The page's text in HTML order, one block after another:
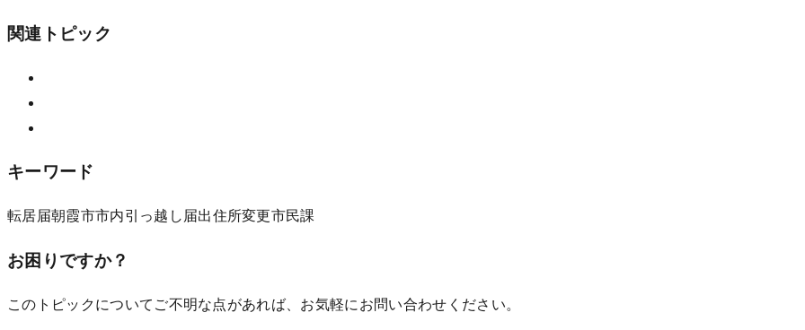
関連トピック
キーワード
転居届朝霞市市内引っ越し 届出住所変更市民課
お困りですか？
このトピックについてご不明な点があれば、お気軽にお問い合わせください。